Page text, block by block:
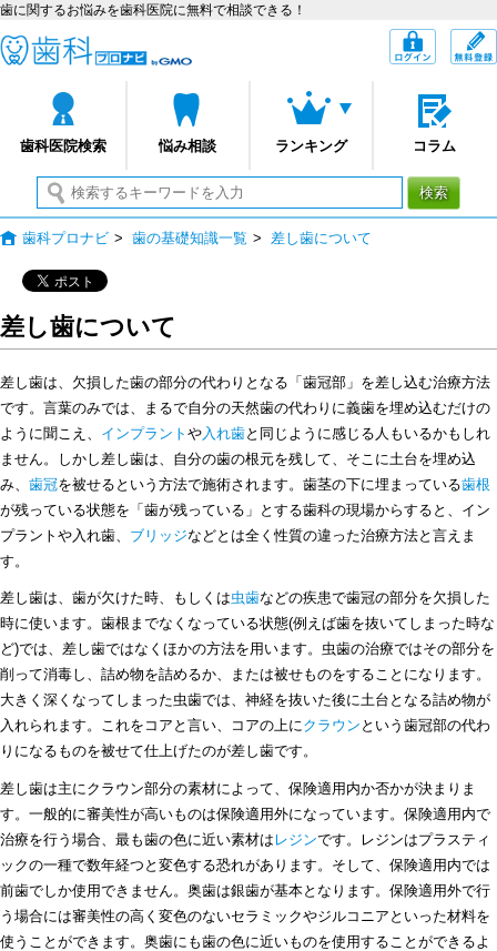
歯に関するお悩みを歯科医院に無料で相談できる！
歯科医院検索 悩み相談 ランキング コラム
ログイン
検索
歯科プロナビ > 歯の基礎知識一覧 > 差し歯について
差し歯について
差し歯は、欠損した歯の部分の代わりとなる「歯冠部」を差し込む治療方法
です。言葉のみでは、まるで自分の天然歯の代わりに義歯を埋め込むだけの
ように聞こえ、 インプラント や 入れ歯と同じように感じる人もいるかもしれ
ません。しかし差し歯は、自分の歯の根元を残して、そこに土台を埋め込
み、 歯冠を被せるという方法で施術されます。歯茎の下に埋まっている歯根
が残っている状態を「歯が残っている」とする歯科の現場からすると、イン
プラントや入れ歯、 ブリッジなどとは全く性質の違った治療方法と言えま
す。
差し歯は、歯が欠けた時、もしくは虫歯などの疾患で歯冠の部分を欠損した
時に使います。歯根までなくなっている状態(例えば歯を抜いてしまった時な
ど)では、差し歯ではなくほかの方法を用います。虫歯の治療ではその部分を
削って消毒し、詰め物を詰めるか、または被せものをすることになります。
大きく深くなってしまった虫歯では、神経を抜いた後に土台となる詰め物が
入れられます。これをコアと言い、コアの上にクラウン という歯冠部の代わ
りになるものを被せて仕上げたのが差し歯です。
差し歯は主にクラウン部分の素材によって、保険適用内か否かが決まりま
す。一般的に審美性が高いものは保険適用外になっています。保険適用内で
治療を行う場合、最も歯の色に近い素材は レジンです。レジンはプラスティ
ックの一種で数年経つと変色する恐れがあります。そして、保険適用内では
前歯でしか使用できません。奥歯は銀歯が基本となります。保険適用外で行
う場合には審美性の高く変色のないセラミックやジルコニアといった材料を
使うことができます。奥歯にも歯の色に近いものを使用することができるよ